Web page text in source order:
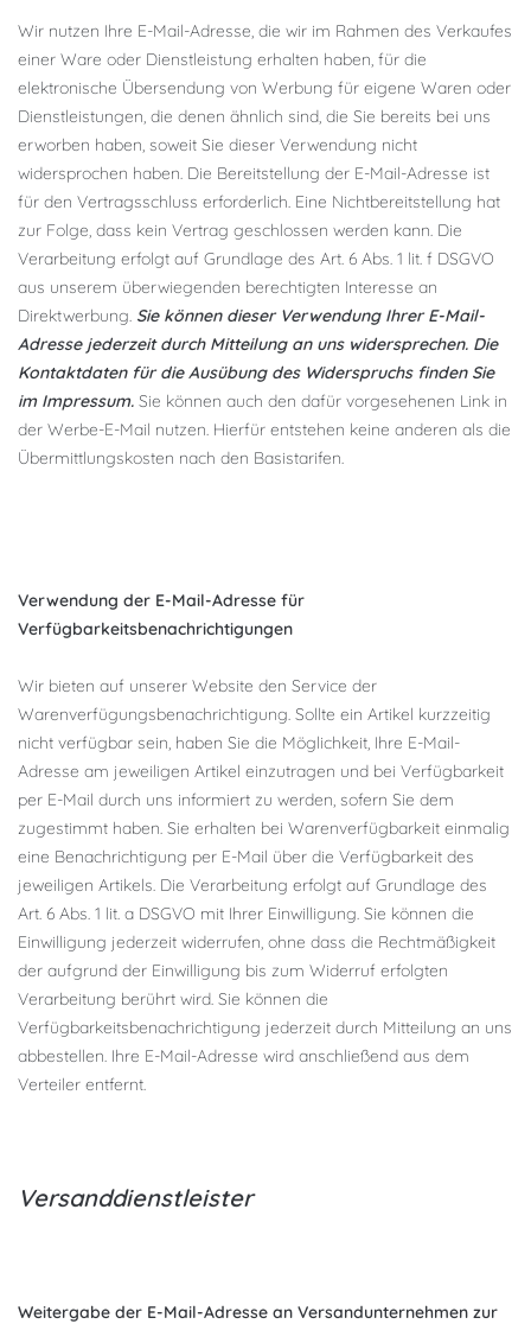
Wir nutzen Ihre E-Mail-Adresse, die wir im Rahmen des Verkaufes
einer Ware oder Dienstleistung erhalten haben, für die
elektronische Übersendung von Werbung für eigene Waren oder
Dienstleistungen, die denen ähnlich sind, die Sie bereits bei uns
erworben haben, soweit Sie dieser Verwendung nicht
widersprochen haben. Die Bereitstellung der E-Mail-Adresse ist
für den Vertragsschluss erforderlich. Eine Nichtbereitstellung hat
zur Folge, dass kein Vertrag geschlossen werden kann. Die
Verarbeitung erfolgt auf Grundlage des Art. 6 Abs. 1 lit. f DSGVO
aus unserem überwiegenden berechtigten Interesse an
Direktwerbung. Sie können dieser Verwendung Ihrer E-Mail-
Adresse jederzeit durch Mitteilung an uns widersprechen. Die
Kontaktdaten für die Ausübung des Widerspruchs finden Sie
im Impressum. Sie können auch den dafür vorgesehenen Link in
der Werbe-E-Mail nutzen. Hierfür entstehen keine anderen als die
Übermittlungskosten nach den Basistarifen.
Verwendung der E-Mail-Adresse für
Verfügbarkeitsbenachrichtigungen
Wir bieten auf unserer Website den Service der
Warenverfügungsbenachrichtigung. Sollte ein Artikel kurzzeitig
nicht verfügbar sein, haben Sie die Möglichkeit, Ihre E-Mail-
Adresse am jeweiligen Artikel einzutragen und bei Verfügbarkeit
per E-Mail durch uns informiert zu werden, sofern Sie dem
zugestimmt haben. Sie erhalten bei Warenverfügbarkeit einmalig
eine Benachrichtigung per E-Mail über die Verfügbarkeit des
jeweiligen Artikels. Die Verarbeitung erfolgt auf Grundlage des
Art. 6 Abs. 1 lit. a DSGVO mit Ihrer Einwilligung. Sie können die
Einwilligung jederzeit widerrufen, ohne dass die Rechtmäßigkeit
der aufgrund der Einwilligung bis zum Widerruf erfolgten
Verarbeitung berührt wird. Sie können die
Verfügbarkeitsbenachrichtigung jederzeit durch Mitteilung an uns
abbestellen. Ihre E-Mail-Adresse wird anschließend aus dem
Verteiler entfernt.
Versanddienstleister
Weitergabe der E-Mail-Adresse an Versandunternehmen zur